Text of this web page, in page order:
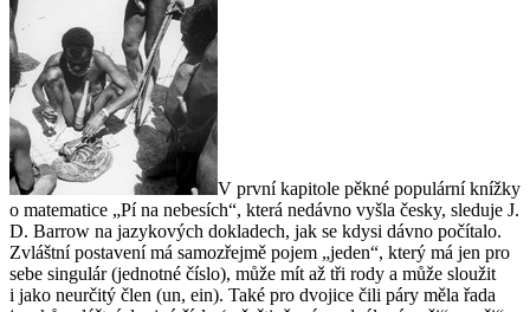
V první kapitole pěkné populární knížky
o matematice „Pí na nebesích“, která nedávno vyšla česky, sleduje J.
D. Barrow na jazykových dokladech, jak se kdysi dávno počítalo.
Zvláštní postavení má samozřejmě pojem „jeden“, který má jen pro
sebe singulár (jednotné číslo), může mít až tři rody a může sloužit
i jako neurčitý člen (un, ein). Také pro dvojice čili páry měla řada